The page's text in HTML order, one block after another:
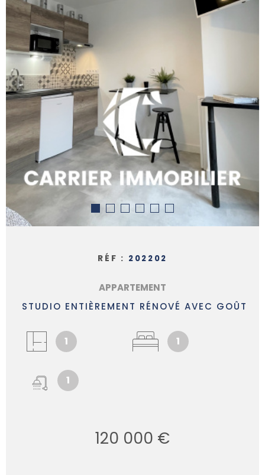
NOUS
RÉF : 202202
APPARTEMENT
STUDIO ENTIÈREMENT RÉNOVÉ AVEC GOÛT
1 1
1
120 000 €